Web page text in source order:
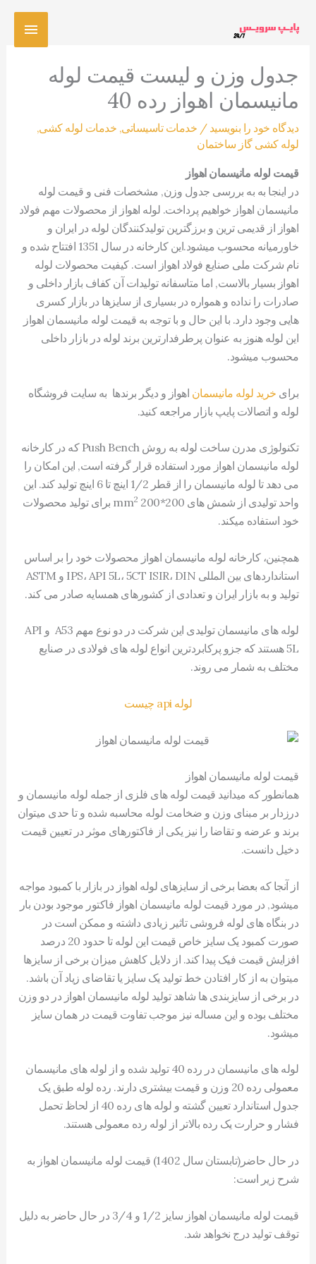
جدول وزن و لیست قیمت لوله
مانیسمان اهواز رده 40
دیدگاه‌ خود را بنویسید / خدمات تاسیساتی, خدمات لوله کشی,
لوله کشی گاز ساختمان
قیمت لوله مانیسمان اهواز
در اینجا به به بررسی جدول وزن, مشخصات فنی و قیمت لوله
مانیسمان اهواز خواهیم پرداخت. لوله اهواز از محصولات مهم فولاد
اهواز از قدیمی ترین و برزگترین تولیدکنندگان لوله در ایران و
خاورمیانه محسوب میشود.این کارخانه در سال 1351 افتتاح شده و
نام شرکت ملی صنایع فولاد اهواز است. کیفیت محصولات لوله
اهواز بسیار بالاست, اما متاسفانه تولیدات آن کفاف بازار داخلی و
صادرات را نداده و همواره در بسیاری از سایزها در بازار کسری
هایی وجود دارد. با این حال و با توجه به قیمت لوله مانیسمان اهواز
این لوله هنوز به عنوان پرطرفدارترین برند لوله در بازار داخلی
محسوب میشود.
برای خرید لوله مانیسمان اهواز و دیگر برندها به سایت فروشگاه
لوله و اتصالات پایپ بازار مراجعه کنید.
تکنولوژی مدرن ساخت لوله به روش Push Bench که در کارخانه
لوله مانیسمان اهواز مورد استفاده قرار گرفته است, این امکان را
می دهد تا لوله مانیسمان را از قطر 1/2 اینچ تا 6 اینچ تولید کند. این
واحد تولیدی از شمش های 200*200 mm
2
برای تولید محصولات
خود استفاده میکند.
همچنین، کارخانه لوله مانیسمان اهواز محصولات خود را بر اساس
استانداردهای بین المللی IPS، API 5L، 5CT ISIR، DIN و ASTM
تولید و به بازار ایران و تعدادی از کشورهای همسایه صادر می کند.
لوله های مانیسمان تولیدی این شرکت در دو نوع مهم A53 و API
5L هستند که جزو پرکابردترین انواع لوله های فولادی در صنایع
مختلف به شمار می روند.
لوله api چیست
قیمت لوله مانیسمان اهواز
همانطور که میدانید قیمت لوله های فلزی از جمله لوله مانیسمان و
درزدار بر مبنای وزن و ضخامت لوله محاسبه شده و تا حدی میتوان
برند و عرضه و تقاضا را نیز یکی از فاکتورهای موثر در تعیین قیمت
دخیل دانست.
از آنجا که بعضا برخی از سایزهای لوله اهواز در بازار با کمبود مواجه
میشود, در مورد قیمت لوله مانیسمان اهواز فاکتور موجود بودن بار
در بنگاه های لوله فروشی تاثیر زیادی داشته و ممکن است در
صورت کمبود یک سایز خاص قیمت این لوله تا حدود 20 درصد
افزایش قیمت فیک پیدا کند. از دلایل کاهش میزان برخی از سایزها
میتوان به از کار افتادن خط تولید یک سایز یا تقاضای زیاد آن باشد.
در برخی از سایزبندی ها شاهد تولید لوله مانیسمان اهواز در دو وزن
مختلف بوده و این مساله نیز موجب تفاوت قیمت در همان سایز
میشود.
لوله های مانیسمان در رده 40 تولید شده و از لوله های مانیسمان
معمولی رده 20 وزن و قیمت بیشتری دارند. رده لوله طبق یک
جدول استاندارد تعیین گشته و لوله های رده 40 از لحاظ تحمل
فشار و حرارت یک رده بالاتر از لوله رده معمولی هستند.
در حال حاضر(تابستان سال 1402) قیمت لوله مانیسمان اهواز به
شرح زیر است:
قیمت لوله مانیسمان اهواز سایز 1/2 و 3/4 در حال حاضر به دلیل
توقف تولید درج نخواهد شد.